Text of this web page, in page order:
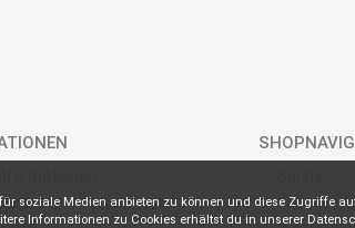
und Datenschutz
Warenkorb
soziale Medien anbieten zu können und diese Zugriffe
Informationen zu Cookies erhältst du in unserer